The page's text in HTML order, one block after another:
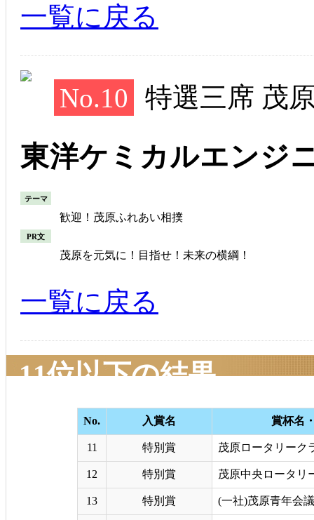
一覧に戻る
No.10 特選三席 茂
東洋ケミカルエンジ
テーマ
歓迎！茂原ふれあい相撲
PR文
茂原を元気に！目指せ！未来の横綱！
一覧に戻る
11位以下の結果
No. 入賞名 賞杯名
11 特別賞 茂原ロータリーク
12 特別賞 茂原中央ロータリ
13 特別賞 (一社)茂原青年会